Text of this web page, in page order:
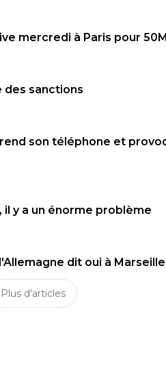
mercredi à Paris pour
des sanctions
son téléphone et
il y a un énorme problème
dit oui à Marseille
Plus d'articles